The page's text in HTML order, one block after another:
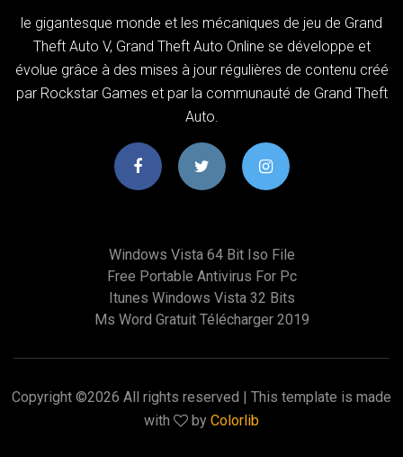
le gigantesque monde et les mécaniques de jeu de Grand
Theft Auto V, Grand Theft Auto Online se développe et
évolue grâce à des mises à jour régulières de contenu créé
par Rockstar Games et par la communauté de Grand Theft
Auto.
Windows Vista 64 Bit Iso File
Free Portable Antivirus For Pc
Itunes Windows Vista 32 Bits
Ms Word Gratuit Télécharger 2019
Copyright ©2026 All rights reserved | This template is made
with
by Colorlib